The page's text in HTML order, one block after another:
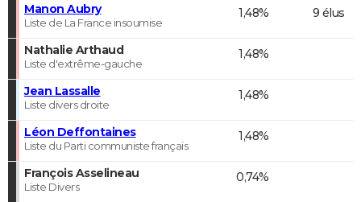
Manon Aubry
Liste de La France insoumise
1,48% 9 élus
Nathalie Arthaud
Liste d'extrême-gauche
1,48%
Jean Lassalle
Liste divers droite
1,48%
Léon Deffontaines
Liste du Parti communiste français
1,48%
François Asselineau
Liste Divers
0,74%